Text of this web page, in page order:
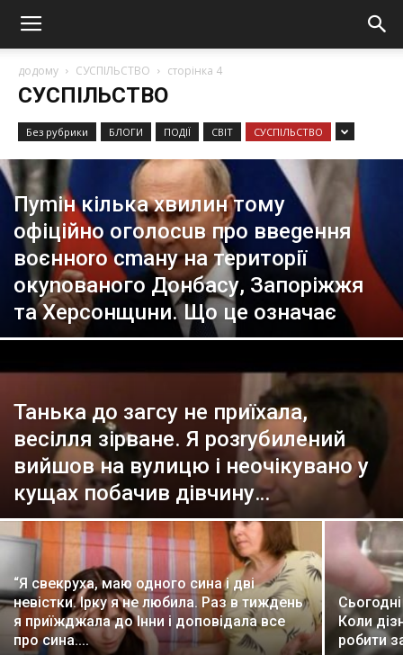
додому СУСПІЛЬСТВО сторінка 4
СУСПІЛЬСТВО
Без рубрики БЛОГИ ПОДІЇ СВІТ СУСПІЛЬСТВО
Пуmін кілька хвилин тому
офiційнo оголосuв про ввеgення
воєнноrо сmану на території
окуnованого Донбасу, Запоріжжя
та Херсонщuни. Що це означає
Танька до загсу не приїхала,
весілля зірване. Я розrубилений
вийшов на вулицю і неочікувано у
кущах побачив дівчину…
“Я свекруха, маю одного сина і дві
невістки. Ірку я не любила. Раз в тиждень
я приїжджала до Інни і доповідала все
про сина....
Кoли
робити